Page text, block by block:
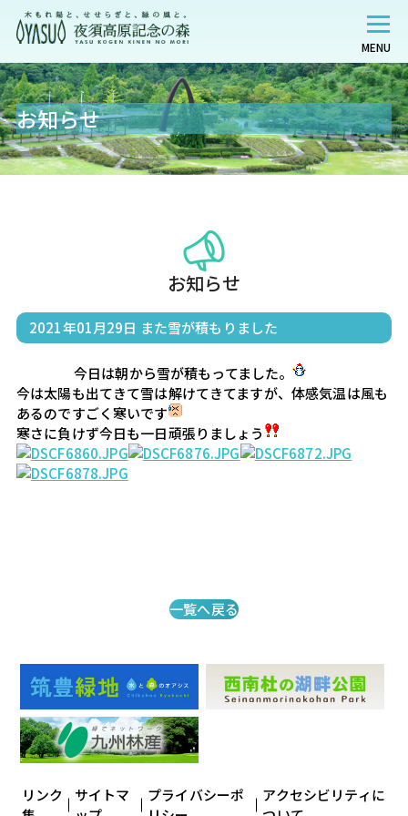
MENU
お知らせ
お知らせ
2021年01月29日 また雪が積もりました
                    今日は朝から雪が積もってました。
今は太陽も出てきて雪は解けてきてますが、体感気温は風も
あるのですごく寒いです
寒さに負けず今日も一日頑張りましょう
一覧へ戻る
リンク
サイトマ
プライバシーポ
アクセシビリティに